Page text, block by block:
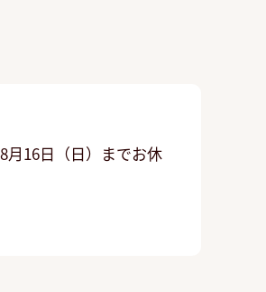
月16日（日）までお休